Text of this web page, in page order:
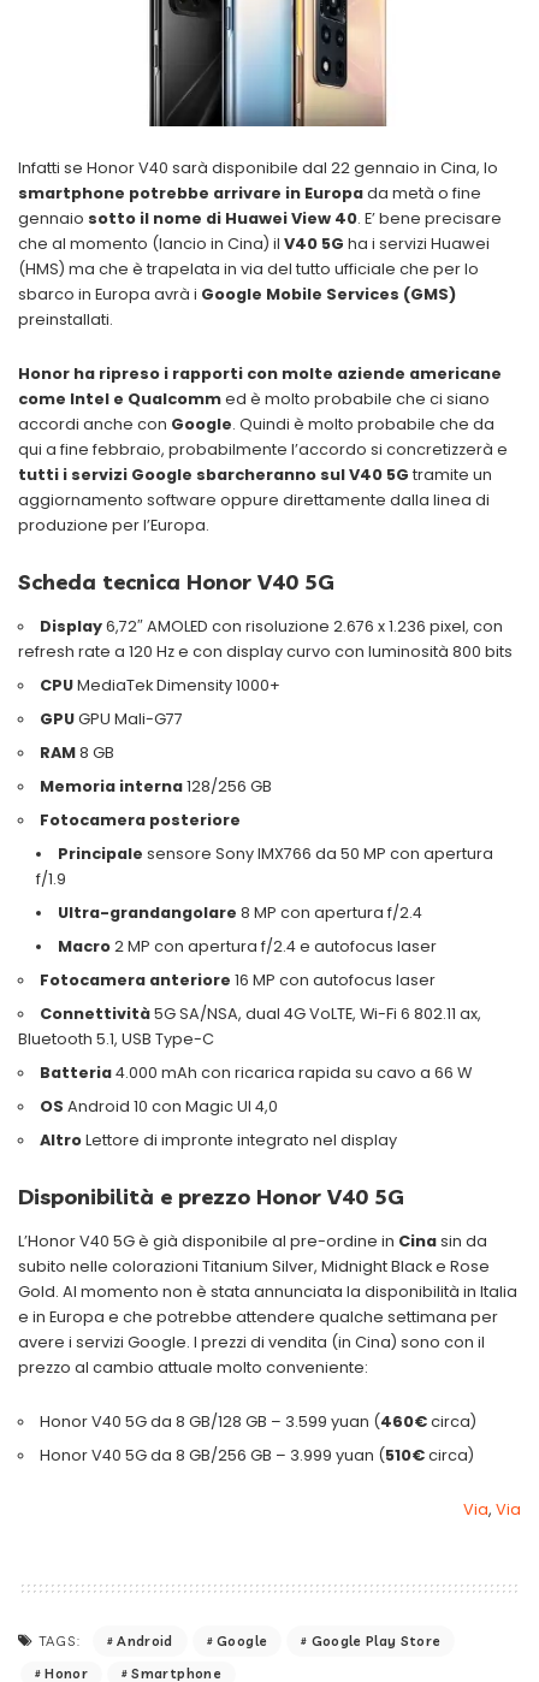
Infatti se Honor V40 sarà disponibile dal 22 gennaio in Cina, lo
smartphone potrebbe arrivare in Europada metà o fine
gennaio sotto il nome di Huawei View 40. E’ bene precisare
che al momento (lancio in Cina) il V40 5G ha i servizi Huawei
(HMS) ma che è trapelata in via del tutto ufficiale che per lo
sbarco in Europa avrà i Google Mobile Services (GMS)
preinstallati.
Honor ha ripreso i rapporti con molte aziende americane
come Intel e Qualcommed è molto probabile che ci siano
accordi anche con Google. Quindi è molto probabile che da
qui a fine febbraio, probabilmente l’accordo si concretizzerà e
tutti i servizi Google sbarcheranno sul V40 5G tramite un
aggiornamento software oppure direttamente dalla linea di
produzione per l’Europa.
Scheda tecnica Honor V40 5G
Display6,72″ AMOLED con risoluzione 2.676 x 1.236 pixel, con
refresh rate a 120 Hz e con display curvo con luminosità 800 bits
CPUMediaTek Dimensity 1000+
GPUGPU Mali-G77
RAM8 GB
Memoria interna128/256 GB
Fotocamera posteriore
Principale sensore Sony IMX766 da 50 MP con apertura
f/1.9
Ultra-grandangolare8 MP con apertura f/2.4
Macro2 MP con apertura f/2.4 e autofocus laser
Fotocamera anteriore 16 MP con autofocus laser
Connettività5G SA/NSA, dual 4G VoLTE, Wi-Fi 6 802.11 ax,
Bluetooth 5.1, USB Type-C
Batteria4.000 mAh con ricarica rapida su cavo a 66 W
OS Android 10 con Magic UI 4,0
AltroLettore di impronte integrato nel display
Disponibilità e prezzo Honor V40 5G
L’Honor V40 5G è già disponibile al pre-ordine in Cinasin da
subito nelle colorazioni Titanium Silver, Midnight Black e Rose
Gold. Al momento non è stata annunciata la disponibilità in Italia
e in Europa e che potrebbe attendere qualche settimana per
avere i servizi Google. I prezzi di vendita (in Cina) sono con il
prezzo al cambio attuale molto conveniente:
Honor V40 5G da 8 GB/128 GB – 3.599 yuan (460€circa)
Honor V40 5G da 8 GB/256 GB – 3.999 yuan (510€circa)
Via, Via
TAGS: Android Google
Google Play Store
Honor
Smartphone